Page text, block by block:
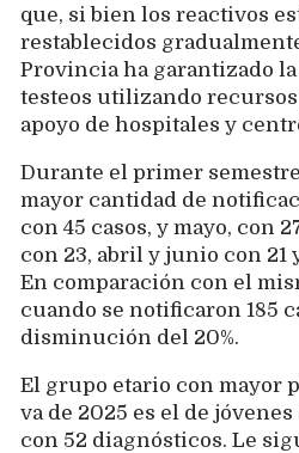
que, si bien los reactivos
restablecidos
Provincia ha garantizado
testeos utilizando
apoyo de hospitales y
Durante el primer
mayor cantidad de
con 45 casos, y mayo, con
con 23, abril y junio con 21
En comparación con el
cuando se notificaron 185
disminución del 20%.
El grupo etario con mayor
va de 2025 es el de
con 52 diagnósticos. Le